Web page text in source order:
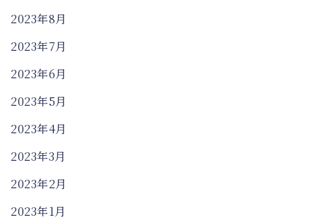
2023年8月
2023年7月
2023年6月
2023年5月
2023年4月
2023年3月
2023年2月
2023年1月